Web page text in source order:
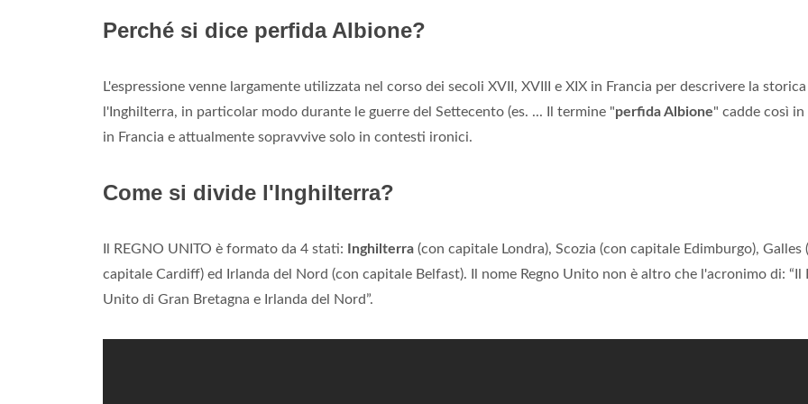
Perché si dice perfida Albione?
L'espressione venne largamente utilizzata nel corso dei secoli XVII, XVIII e XIX in Francia per descrivere la
l'Inghilterra, in particolar modo durante le guerre del Settecento (es. ... Il termine "perfida Albione" cadde così in
in Francia e attualmente sopravvive solo in contesti ironici.
Come si divide l'Inghilterra?
Il REGNO UNITO è formato da 4 stati: Inghilterra (con capitale Londra), Scozia (con capitale Edimburgo), Galles
capitale Cardiff) ed Irlanda del Nord (con capitale Belfast). Il nome Regno Unito non è altro che l'acronimo di: “Il
Unito di Gran Bretagna e Irlanda del Nord”.